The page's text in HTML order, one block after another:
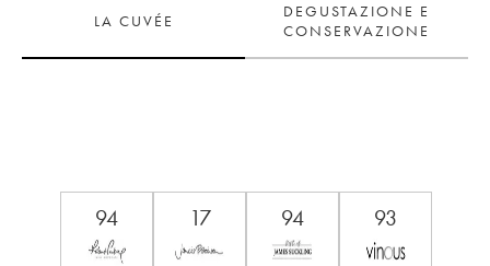
LA CUVÉE
DEGUSTAZIONE E
CONSERVAZIONE
94 17 94 93